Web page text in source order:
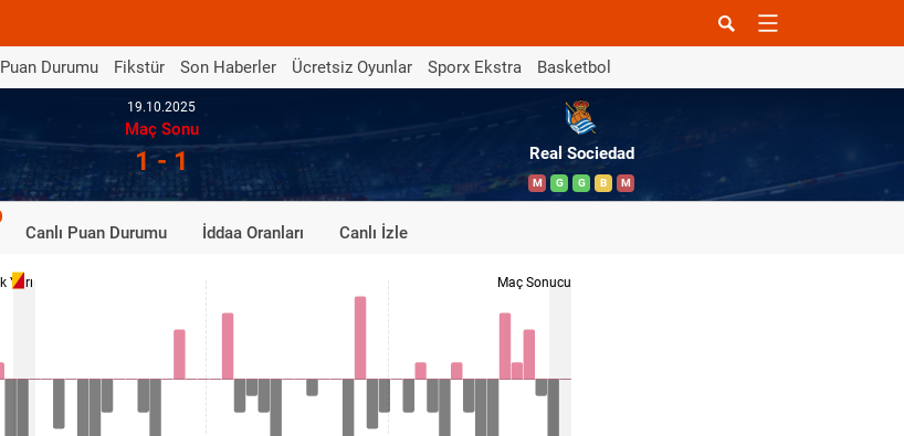
Puan Durumu Fikstür Son Haberler Ücretsiz Oyunlar Sporx Ekstra Basketbol
19.10.2025
Maç Sonu
1 - 1 Real Sociedad
M G G B M
Canlı Puan Durumu İddaa Oranları Canlı İzle
İlk Yarı Maç Sonucu